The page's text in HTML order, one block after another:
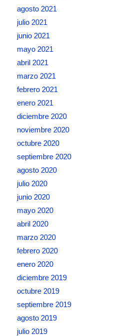
agosto 2021
julio 2021
junio 2021
mayo 2021
abril 2021
marzo 2021
febrero 2021
enero 2021
diciembre 2020
noviembre 2020
octubre 2020
septiembre 2020
agosto 2020
julio 2020
junio 2020
mayo 2020
abril 2020
marzo 2020
febrero 2020
enero 2020
diciembre 2019
octubre 2019
septiembre 2019
agosto 2019
julio 2019